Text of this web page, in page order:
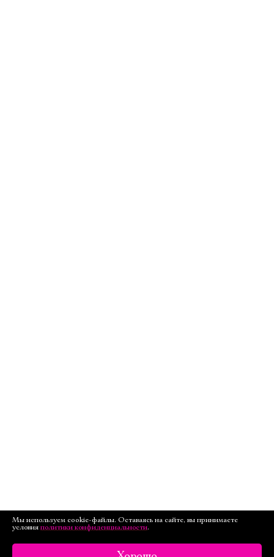
Мы используем cookie-файлы. Оставаясь на сайте, вы принимаете
условия политики конфиденциальности.